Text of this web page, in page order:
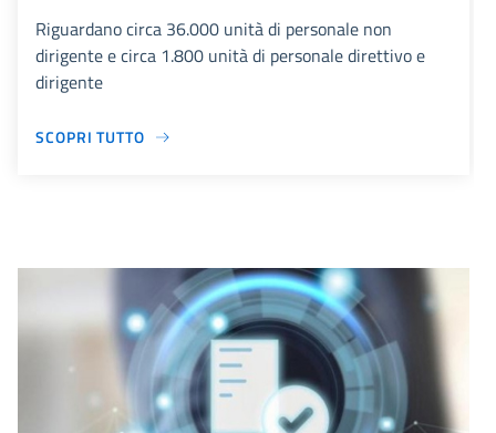
Riguardano circa 36.000 unità di personale non
dirigente e circa 1.800 unità di personale direttivo e
dirigente
SCOPRI TUTTO